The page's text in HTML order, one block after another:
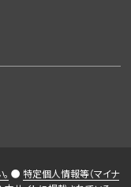
●特定個人情報等（マイナ